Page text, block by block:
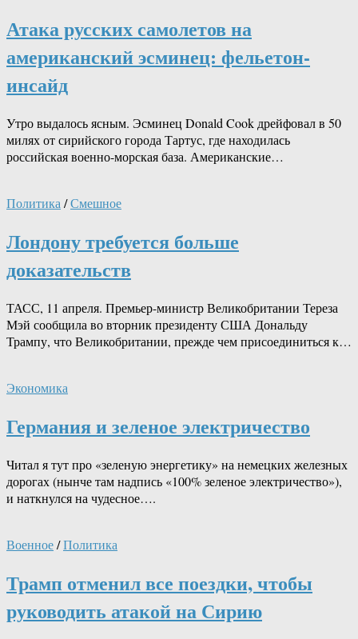
Атака русских самолетов на
американский эсминец: фельетон-
инсайд
Утро выдалось ясным. Эсминец Donald Cook дрейфовал в 50
милях от сирийского города Тартус, где находилась
российская военно-морская база. Американские…
Политика/Смешное
Лондону требуется больше
доказательств
ТАСС, 11 апреля. Премьер-министр Великобритании Тереза
Мэй сообщила во вторник президенту США Дональду
Трампу, что Великобритании, прежде чем присоединиться к…
Экономика
Германия и зеленое электричество
Читал я тут про «зеленую энергетику» на немецких железных
дорогах (нынче там надпись «100% зеленое электричество»),
и наткнулся на чудесное….
Военное/Политика
Трамп отменил все поездки, чтобы
руководить атакой на Сирию